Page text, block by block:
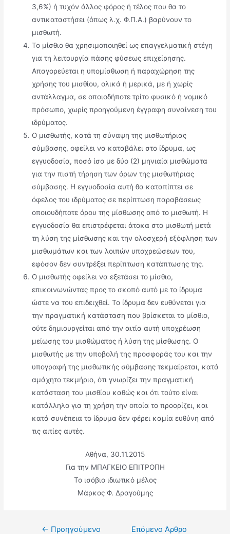
3,6%) ή τυχόν άλλος φόρος ή τέλος που θα το
αντικαταστήσει (όπως λ.χ. Φ.Π.Α.) βαρύνουν το
μισθωτή.
Το µίσθιο θα χρησιµοποιηθεί ως επαγγελµατική στέγη
για τη λειτουργία πάσης φύσεως επιχείρησης.
Απαγορεύεται η υπομίσθωση ή παραχώρηση της
χρήσης του μισθίου, ολικά ή μερικά, με ή χωρίς
αντάλλαγμα, σε οποιοδήποτε τρίτο φυσικό ή νομικό
πρόσωπο, χωρίς προηγούμενη έγγραφη συναίνεση του
ιδρύματος.
Ο μισθωτής, κατά τη σύναψη της μισθωτήριας
σύμβασης, οφείλει να καταβάλει στο ίδρυμα, ως
εγγυοδοσία, ποσό ίσο με δύο (2) μηνιαία μισθώματα
για την πιστή τήρηση των όρων της μισθωτήριας
σύμβασης. Η εγγυοδοσία αυτή θα καταπίπτει σε
όφελος του ιδρύματος σε περίπτωση παραβάσεως
οποιουδήποτε όρου της μίσθωσης από το μισθωτή. Η
εγγυοδοσία θα επιστρέφεται άτοκα στο μισθωτή μετά
τη λύση της μίσθωσης και την ολοσχερή εξόφληση των
μισθωμάτων και των λοιπών υποχρεώσεων του,
εφόσον δεν συντρέξει περίπτωση κατάπτωσης της.
Ο μισθωτής οφείλει να εξετάσει το μίσθιο,
επικοινωνώντας προς το σκοπό αυτό με το ίδρυμα
ώστε να του επιδειχθεί. Το ίδρυμα δεν ευθύνεται για
την πραγματική κατάσταση που βρίσκεται το μίσθιο,
ούτε δημιουργείται από την αιτία αυτή υποχρέωση
μείωσης του μισθώματος ή λύση της μίσθωσης. Ο
μισθωτής με την υποβολή της προσφοράς του και την
υπογραφή της μισθωτικής σύμβασης τεκμαίρεται, κατά
αμάχητο τεκμήριο, ότι γνωρίζει την πραγματική
κατάσταση του μισθίου καθώς και ότι τούτο είναι
κατάλληλο για τη χρήση την οποία το προορίζει, και
κατά συνέπεια το ίδρυμα δεν φέρει καμία ευθύνη από
τις αιτίες αυτές.
Αθήνα, 30.11.2015
Για την ΜΠΑΓΚΕΙΟ ΕΠΙΤΡΟΠΗ
Το ισόβιο ιδιωτικό μέλος
Μάρκος Φ. Δραγούμης
← Προηγούμενο Επόμενο Άρθρο